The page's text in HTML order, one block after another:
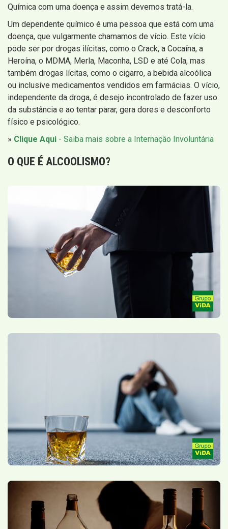
Química com uma doença e assim devemos tratá-la.
Um dependente químico é uma pessoa que está com uma
doença, que vulgarmente chamamos de vício. Este vício
pode ser por drogas ilícitas, como o Crack, a Cocaína, a
Heroína, o MDMA, Merla, Maconha, LSD e até Cola, mas
também drogas lícitas, como o cigarro, a bebida alcoólica
ou inclusive medicamentos vendidos em farmácias. O vício,
independente da droga, é desejo incontrolado de fazer uso
da substância e ao tentar parar, gera dores e desconforto
físico e psicológico.
» Clique Aqui - Saiba mais sobre a Internação Involuntária
O QUE É ALCOOLISMO?